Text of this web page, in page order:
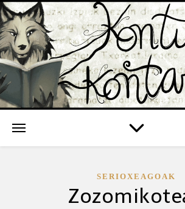
SERIOXEAGOAK